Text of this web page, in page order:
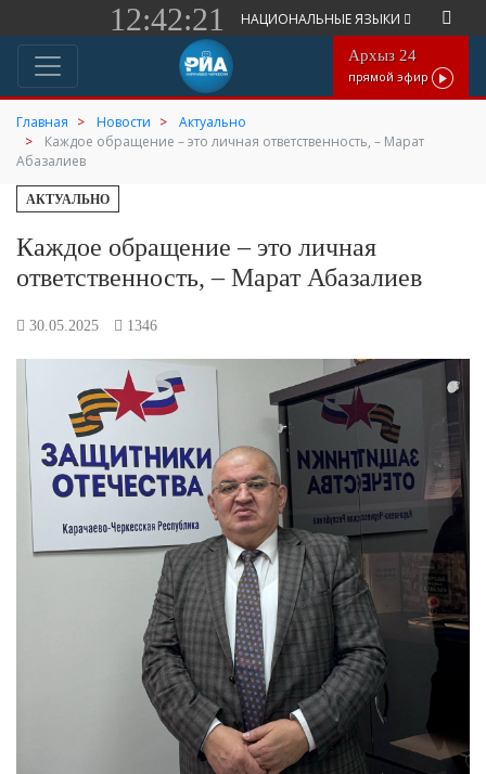
12:42:21 НАЦИОНАЛЬНЫЕ ЯЗЫКИ
Архыз 24
прямой эфир
Главная Новости
Актуально
Каждое обращение – это личная ответственность, – Марат
Абазалиев
АКТУАЛЬНО
Каждое обращение – это личная
ответственность, – Марат Абазалиев
30.05.2025 1346